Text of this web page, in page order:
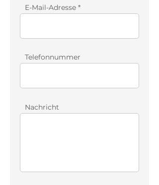
E-Mail-Adresse
Telefonnummer
Nachricht